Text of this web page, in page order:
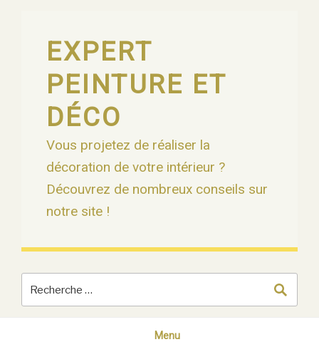
EXPERT
PEINTURE ET
DÉCO
Vous projetez de réaliser la
décoration de votre intérieur ?
Découvrez de nombreux conseils sur
notre site !
Menu